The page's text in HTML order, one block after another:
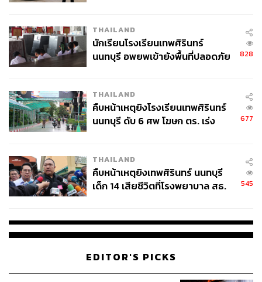
THAILAND
นักเรียนโรงเรียนเทพศิรินทร์
นนทบุรี อพยพเข้ายังพื้นที่ปลอดภัย
828
THAILAND
คืบหน้าเหตุยิงโรงเรียนเทพศิรินทร์
นนทบุรี ดับ 6 ศพ โฆษก ตร. เร่ง
677
THAILAND
คืบหน้าเหตุยิงเทพศิรินทร์ นนทบุรี
เด็ก 14 เสียชีวิตที่โรงพยาบาล สธ.
545
EDITOR'S PICKS